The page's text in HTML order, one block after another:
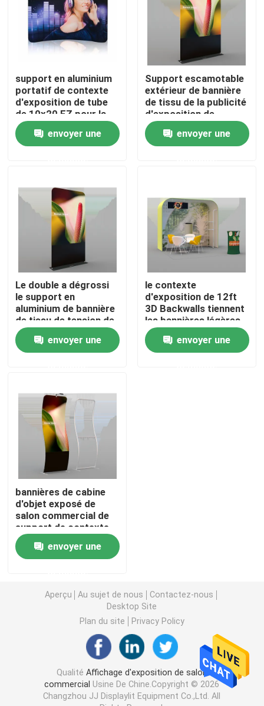
Aperçu
Produits
A propos de nous
Visite d'usine
Contrôle de la qualité
Contact
Tous les cas
Affichage d'exposition de salon commercial
Affichage modulaire d'exposition
Sautez l'affichage d'exposition
Trade Show Hanging Banner
Caisson lumineux de SEG
Présentoir de voûte
Personnalisé épousant des contextes
support en aluminium
portatif de contexte
d'exposition de tube
de 10x20 EZ pour la
cabine d'exposition
envoyer une
Support escamotable
extérieur de bannière
de tissu de la publicité
d'exposition de
support télescopique
de contexteenvoyer une
Le double a dégrossi
le support en
aluminium de bannière
de tissu de tension de
support de contexte
d'expositionenvoyer une
le contexte
d'exposition de 12ft
3D Backwalls tiennent
les bannières légères
10x20 d'affichage
envoyer une
bannières de cabine
d'objet exposé de
salon commercial de
support de contexte
d'exposition de 8ft
10ft 20ftenvoyer une
Aperçu Au sujet de nous
Contactez-nous
Desktop Site
Plan du site
Privacy Policy
Qualité Affichage d'exposition de salon
commercial Usine De Chine.Copyright © 2026
Changzhou JJ Displaylit Equipment Co.,Ltd. All